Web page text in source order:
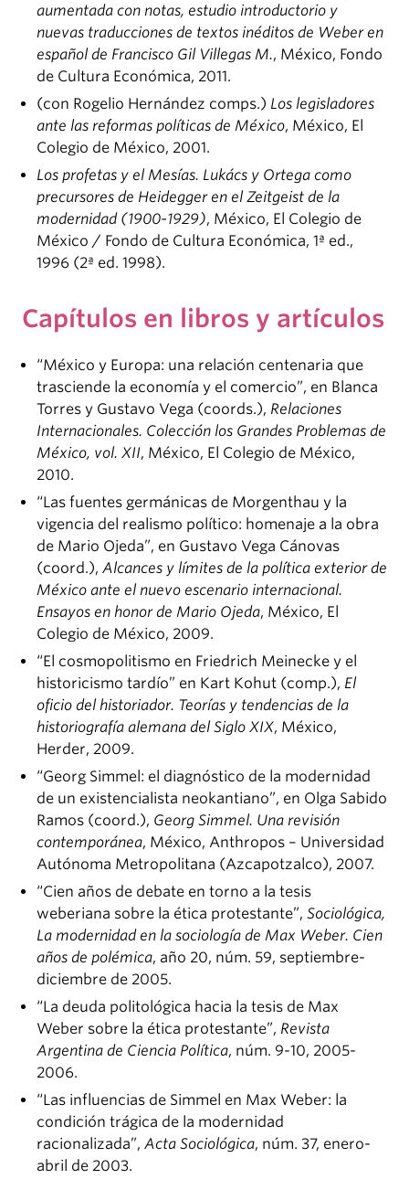
aumentada con notas, estudio introductorio y
nuevas traducciones de textos inéditos de Weber en
español de Francisco Gil Villegas M., México, Fondo
de Cultura Económica, 2011.
(con Rogelio Hernández comps.) Los legisladores
ante las reformas políticas de México, México, El
Colegio de México, 2001.
Los profetas y el Mesías. Lukács y Ortega como
precursores de Heidegger en el Zeitgeist de la
modernidad (1900-1929), México, El Colegio de
México / Fondo de Cultura Económica, 1ª ed.,
1996 (2ª ed. 1998).
Capítulos en libros y artículos
“México y Europa: una relación centenaria que
trasciende la economía y el comercio”, en Blanca
Torres y Gustavo Vega (coords.), Relaciones
Internacionales. Colección los Grandes Problemas de
México, vol. XII, México, El Colegio de México,
2010.
“Las fuentes germánicas de Morgenthau y la
vigencia del realismo político: homenaje a la obra
de Mario Ojeda”, en Gustavo Vega Cánovas
(coord.), Alcances y límites de la política exterior de
México ante el nuevo escenario internacional.
Ensayos en honor de Mario Ojeda, México, El
Colegio de México, 2009.
“El cosmopolitismo en Friedrich Meinecke y el
historicismo tardío” en Kart Kohut (comp.), El
oficio del historiador. Teorías y tendencias de la
historiografía alemana del Siglo XIX, México,
Herder, 2009.
“Georg Simmel: el diagnóstico de la modernidad
de un existencialista neokantiano”, en Olga Sabido
Ramos (coord.), Georg Simmel. Una revisión
contemporánea, México, Anthropos – Universidad
Autónoma Metropolitana (Azcapotzalco), 2007.
“Cien años de debate en torno a la tesis
weberiana sobre la ética protestante”, Sociológica,
La modernidad en la sociología de Max Weber. Cien
años de polémica, año 20, núm. 59, septiembre-
diciembre de 2005.
“La deuda politológica hacia la tesis de Max
Weber sobre la ética protestante”, Revista
Argentina de Ciencia Política, núm. 9-10, 2005-
2006.
“Las influencias de Simmel en Max Weber: la
condición trágica de la modernidad
racionalizada”, Acta Sociológica, núm. 37, enero-
abril de 2003.